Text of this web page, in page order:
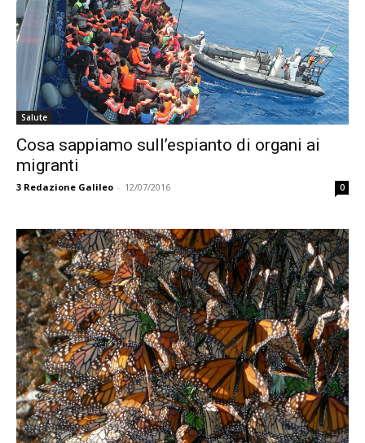
Salute
Cosa sappiamo sull’espianto di organi ai
migranti
3 Redazione Galileo - 12/07/2016 0